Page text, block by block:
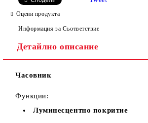
Ние ще се свържем с вас в рамките на
Оцени продукта
Информация за Съответствие
Детайлно описание
Часовник
Функции:
Луминесцентно покритие